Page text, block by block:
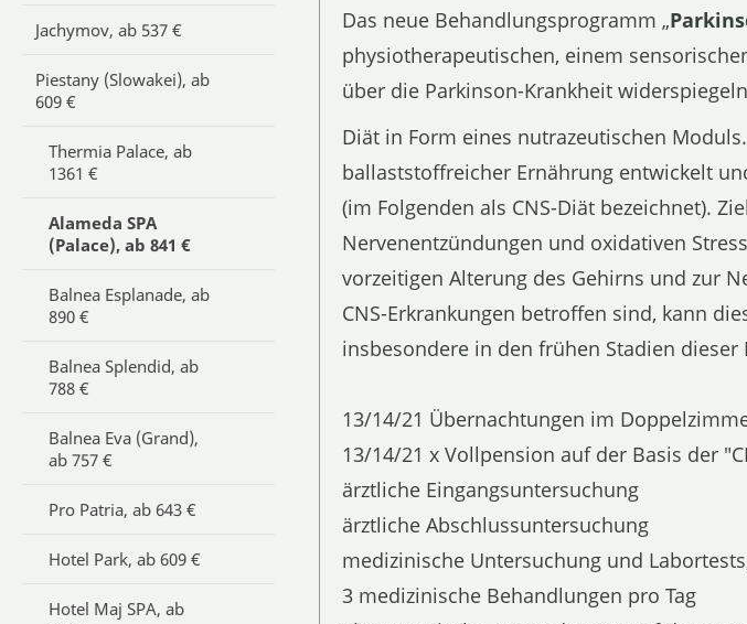
Jachymov, ab 537 €
Piestany (Slowakei), ab
609 €
Thermia Palace, ab
1361 €
Alameda SPA
(Palace), ab 841 €
Balnea Esplanade, ab
890 €
Balnea Splendid, ab
788 €
Balnea Eva (Grand),
ab 757 €
Pro Patria, ab 643 €
Hotel Park, ab 609 €
Hotel Maj SPA, ab
Das neue Behandlungsprogramm „
physiotherapeutischen, einem
über die Parkinson-Krankheit
Diät in Form eines nutrazeutischen
ballaststoffreicher Ernährung entwickelt
(im Folgenden als CNS-Diät bezeichnet).
Nervenentzündungen und oxidativen
vorzeitigen Alterung des Gehirns und zur
CNS-Erkrankungen betroffen sind, kann
insbesondere in den frühen Stadien dieser
13/14/21 Übernachtungen im
13/14/21 x Vollpension auf der Basis der
ärztliche Eingangsuntersuchung
ärztliche Abschlussuntersuchung
medizinische Untersuchung und
3 medizinische Behandlungen pro Tag